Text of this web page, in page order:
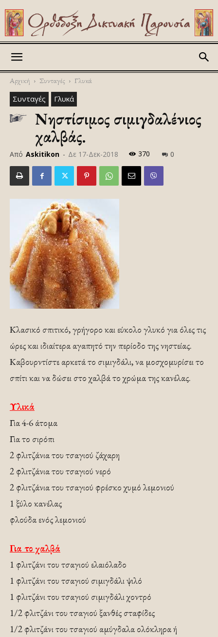
Αρχική Συνταγές Γλυκά
Συνταγές Γλυκά
Νηστίσιμος σιμιγδαλένιος
χαλβάς.
Από Askitikon - Δε 17-Δεκ-2018 370 0
Κλασικό σπιτικό, γρήγορο και εύκολο γλυκό για όλες τις
ώρες και ιδιαίτερα αγαπητό την περίοδο της νηστείας.
Καβουρντίστε αρκετά το σιμιγδάλι, να μοσχομυρίσει το
σπίτι και να δώσει στο χαλβά το χρώμα της κανέλας.
Υλικά
Για 4-6 άτομα
Για το σιρόπι
2 φλιτζάνια του τσαγιού ζάχαρη
2 φλιτζάνια του τσαγιού νερό
2 φλιτζάνια του τσαγιού φρέσκο χυμό λεμονιού
1 ξύλο κανέλας
φλούδα ενός λεμονιού
Για το χαλβά
1 φλιτζάνι του τσαγιού ελαιόλαδο
1 φλιτζάνι του τσαγιού σιμιγδάλι ψιλό
1 φλιτζάνι του τσαγιού σιμιγδάλι χοντρό
1/2 φλιτζάνι του τσαγιού ξανθές σταφίδες
1/2 φλιτζάνι του τσαγιού αμύγδαλα ολόκληρα ή